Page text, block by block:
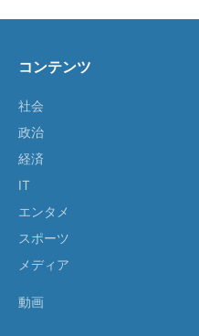
コンテンツ
社会
政治
経済
IT
エンタメ
スポーツ
メディア
動画